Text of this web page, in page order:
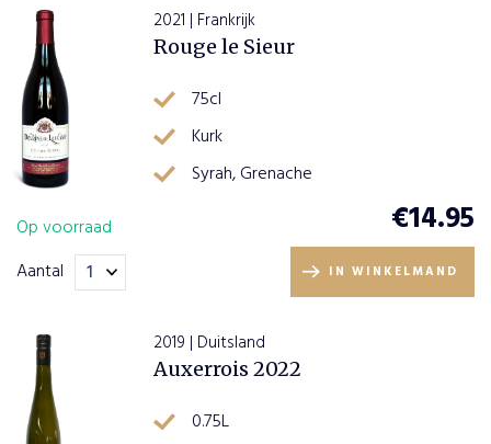
2021 | Frankrijk
Rouge le Sieur
75cl
Kurk
Syrah, Grenache
Op voorraad
€14.95
Aantal IN WINKELMAND
2019 | Duitsland
Auxerrois 2022
0.75L